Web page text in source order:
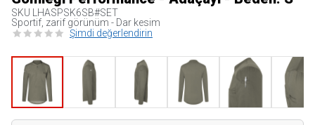
SKU
LHASPSK6SB#SET
Sportif, zarif görünüm - Dar kesim
Şimdi değerlendirin